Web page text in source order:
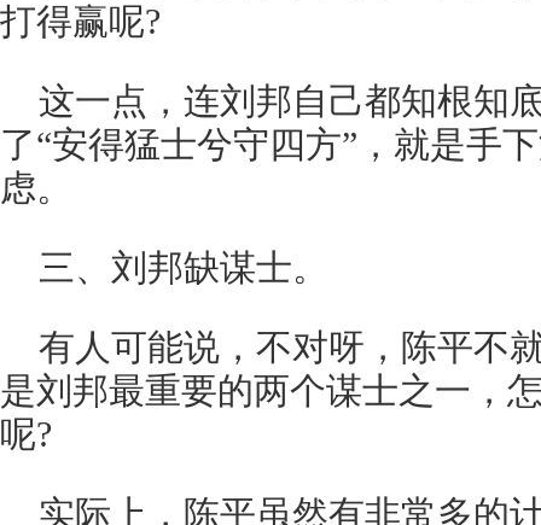
打得赢呢?
这一点，连刘邦自己都知根知
了“安得猛士兮守四方”，就是手
虑。
三、刘邦缺谋士。
有人可能说，不对呀，陈平不
是刘邦最重要的两个谋士之一，
呢?
实际上，陈平虽然有非常多的